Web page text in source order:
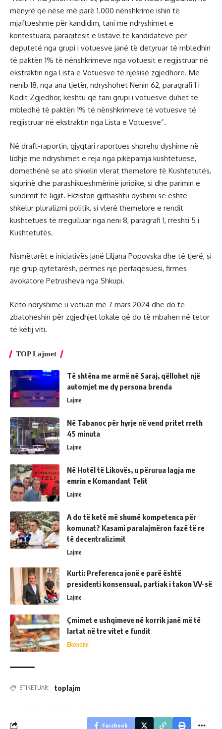
mënyrë që nëse më parë 1.000 nënshkrime ishin të
mjaftueshme për kandidim, tani me ndryshimet e
kontestuara, paraqitësit e listave të kandidatëve për
deputetë nga grupi i votuesve janë të detyruar të mbledhin
të paktën 1% të nënshkrimeve nga votuesit e regjistruar në
ekstraktin nga Lista e Votuesve të njësisë zgjedhore. Me
nenib 18, nga ana tjetër, ndryshohet Nenin 62, paragrafi 1 i
Kodit Zgjedhor, kështu që tani grupi i votuesve duhet të
mbledhë të paktën 1% të nënshkrimeve të votuesve të
regjistruar në ekstraktin nga Lista e Votuesve”.
Në draft-raportin, gjyqtari raportues shprehu dyshime në
lidhje me ndryshimet e reja nga pikëpamja kushtetuese,
domethënë se ato shkelin vlerat themelore të Kushtetutës,
sigurinë dhe parashikueshmërinë juridike, si dhe parimin e
sundimit të ligjit. Ekziston gjithashtu dyshimi se është
shkelur pluralizmi politik, si vlerë themelore e rendit
kushtetues të rregulluar nga neni 8, paragrafi 1, rreshti 5 i
Kushtetutës.
Nismëtarët e iniciativës janë Liljana Popovska dhe të tjerë, si
një grup qytetarësh, përmes një përfaqësuesi, firmës
avokatore Petrusheva nga Shkupi.
Këto ndryshime u votuan më 7 mars 2024 dhe do të
zbatoheshin për zgjedhjet lokale që do të mbahen në tetor
të këtij viti.
TOP Lajmet
Të shtëna me armë në Saraj, qëllohet një
automjet me dy persona brenda
Lajme
Në Tabanoc për hyrje në vend pritet rreth
45 minuta
Lajme
Në Hotël të Likovës, u përurua lagja me
emrin e Komandant Telit
Lajme
A do të ketë më shumë kompetenca për
komunat? Kasami paralajmëron fazë të re
të decentralizimit
Lajme
Kurti: Preferenca jonë e parë është
presidenti konsensual, partiak i takon VV-së
Lajme
Çmimet e ushqimeve në korrik janë më të
lartat në tre vitet e fundit
Ekonomi
ETIKETUAR: toplajm
Facebook